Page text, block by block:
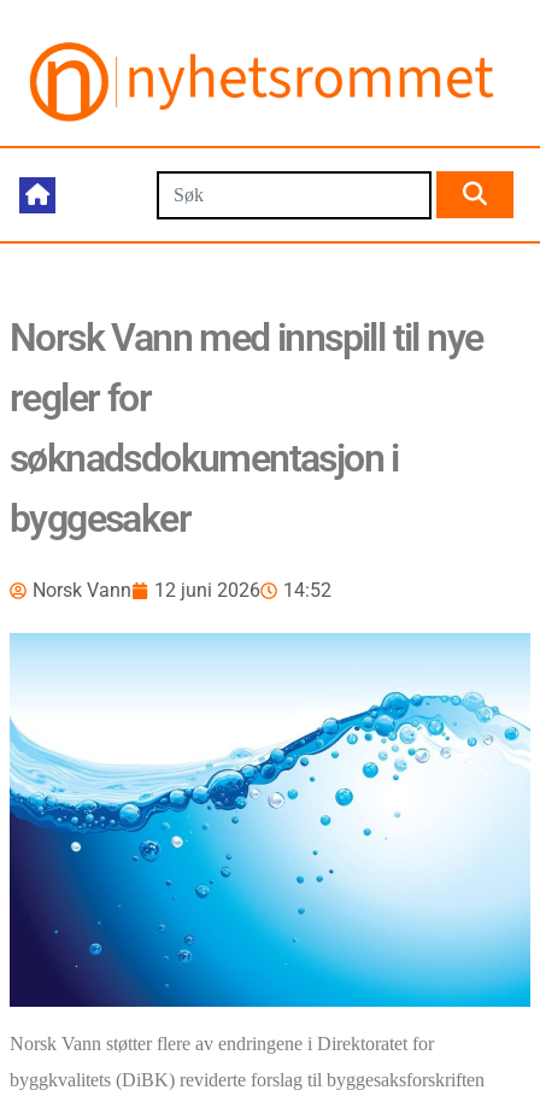
Norsk Vann med innspill til nye
regler for
søknadsdokumentasjon i
byggesaker
Norsk Vann 12 juni 2026 14:52
Norsk Vann støtter flere av endringene i Direktoratet for
byggkvalitets (DiBK) reviderte forslag til byggesaksforskriften